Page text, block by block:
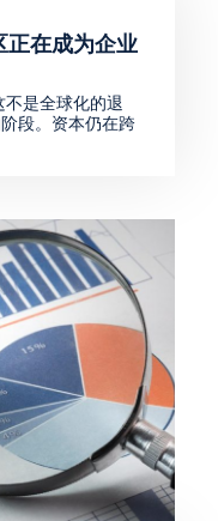
正在成为企业
是全球化的退
段。资本仍在跨